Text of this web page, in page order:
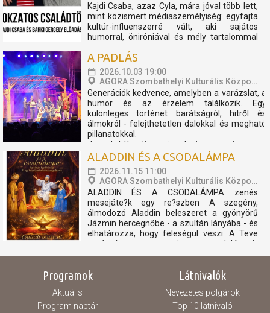
Kajdi Csaba, azaz Cyla, mára jóval több lett,
mint közismert médiaszemélyiség: egyfajta
kultúr-influenszerré vált, aki sajátos
humorral, öniróniával és mély tartalommal
történelem és az emberi sorsok világába.
Hét évvel ezelőtt találkozott Barki Gergely
művészettörténésszel,...
A PADLÁS
2026.10.03 19:00
AGORA Szombathelyi Kulturális Központ
Generációk kedvence, amelyben a varázslat, a
humor és az érzelem találkozik. Egy
különleges történet barátságról, hitről és
álmokról - felejthetetlen dalokkal és megható
pillanatokkal.
Jegyek: https://www.jegy.hu/program/presser-
gabor-sztevanovity-dusan-horvath-peter-a-
padlas-153563?fbcli...
ALADDIN ÉS A CSODALÁMPA
2026.11.15 11:00
AGORA Szombathelyi Kulturális Központ
ALADDIN ÉS A CSODALÁMPA zenés
mesejáte?k egy re?szben A szegény,
álmodozó Aladdin beleszeret a gyönyörű
Jázmin hercegnőbe - a szultán lányába - és
elhatározza, hogy feleségül veszi. A Teve
tanácsára megszerzi a csodalámpát
Nagyvezírrel...
Programok
Aktuális
Program naptár
Látnivalók
Nevezetes polgárok
Top 10 látnivaló